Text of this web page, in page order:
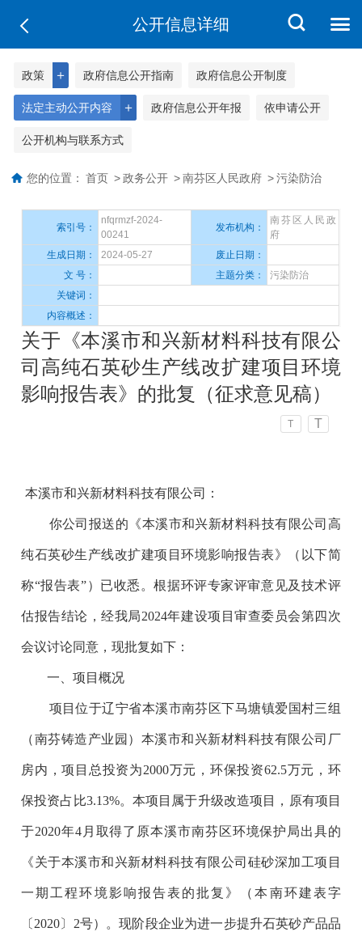
公开信息详细
＋
政策 政府信息公开指南 政府信息公开制度
＋
法定主动公开内容 政府信息公开年报 依申请公开
公开机构与联系方式
您的位置： 首页 > 政务公开 > 南芬区人民政府 > 污染防治
索引号：
nfqrmzf-2024-
00241
发布机构：
南芬区人民政
府
生成日期：
2024-05-27
废止日期：
文 号：
主题分类：
污染防治
关键词：
内容概述：
关于《本溪市和兴新材料科技有限公
司高纯石英砂生产线改扩建项目环境
影响报告表》的批复（征求意见稿）
T T
本溪市和兴新材料科技有限公司：
你公司报送的《本溪市和兴新材料科技有限公司高
纯石英砂生产线改扩建项目环境影响报告表》（以下简
称“报告表”）已收悉。根据环评专家评审意见及技术评
估报告结论，经我局2024年建设项目审查委员会第四次
会议讨论同意，现批复如下：
一、项目概况
项目位于辽宁省本溪市南芬区下马塘镇爱国村三组
（南芬铸造产业园）本溪市和兴新材料科技有限公司厂
房内，项目总投资为2000万元，环保投资62.5万元，环
保投资占比3.13%。本项目属于升级改造项目，原有项目
于2020年4月取得了原本溪市南芬区环境保护局出具的
《关于本溪市和兴新材料科技有限公司硅砂深加工项目
一期工程环境影响报告表的批复》（本南环建表字
〔2020〕2号）。现阶段企业为进一步提升石英砂产品品